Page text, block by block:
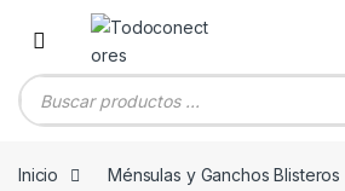
Skip to navigation
Skip to content
Búsqueda de productos
Inicio Ménsulas y Ganchos Blisteros